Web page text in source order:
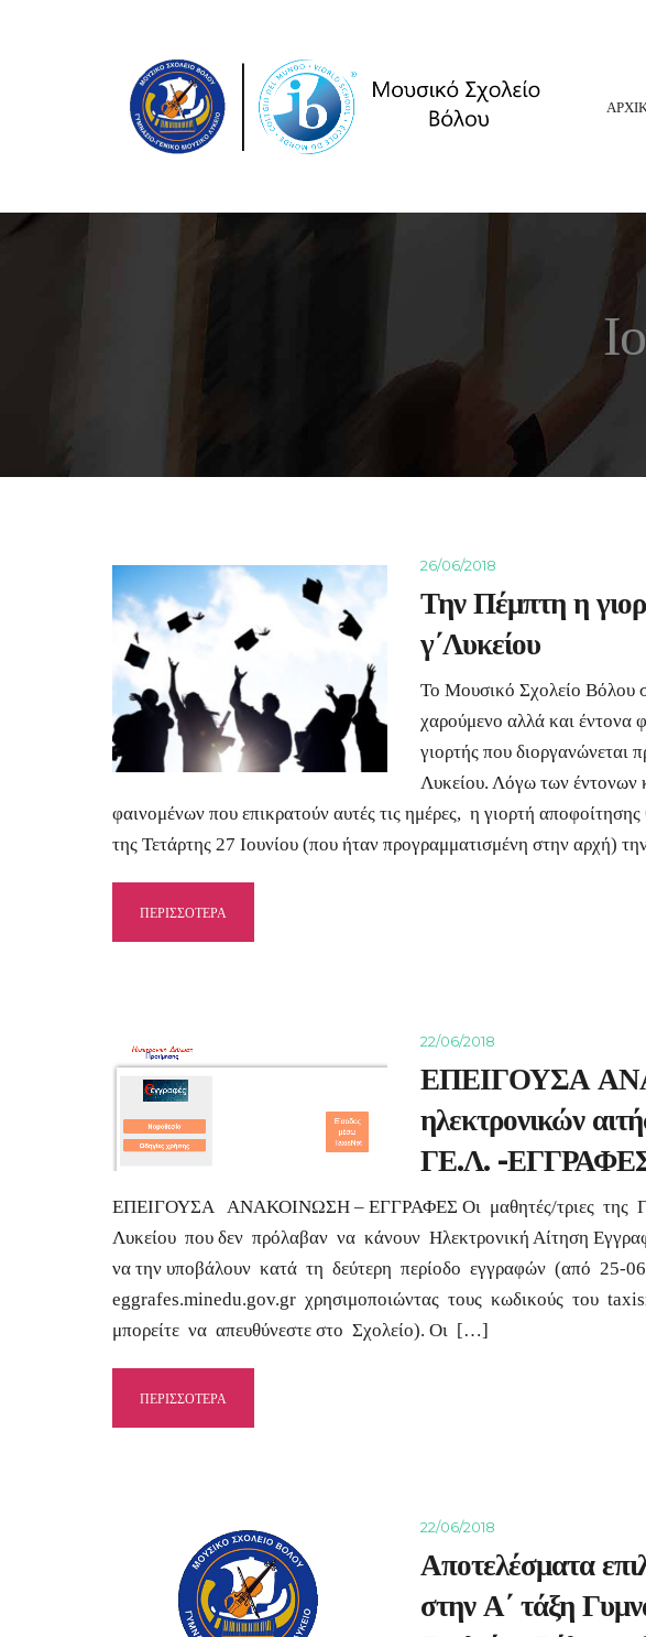
26/06/2018
Την Πέμπτη η
γ΄Λυκείου
Το Μουσικό Σχολείο Βόλου
χαρούμενο αλλά και έντονα
γιορτής που διοργανώνεται
Λυκείου. Λόγω των έντονων
φαινομένων που επικρατούν αυτές τις ημέρες, η γιορτή αποφοίτησης
της Τετάρτης 27 Ιουνίου (που ήταν προγραμματισμένη στην αρχή)
ΠΕΡΙΣΣΟΤΕΡΑ
22/06/2018
ΕΠΕΙΓΟΥΣΑ
ηλεκτρονικών
ΓΕ.Λ. -
ΕΠΕΙΓΟΥΣΑ ΑΝΑΚΟΙΝΩΣΗ – ΕΓΓΡΑΦΕΣ Οι μαθητές/τριες της
Λυκείου που δεν πρόλαβαν να κάνουν Ηλεκτρονική Αίτηση
να την υποβάλουν κατά τη δεύτερη περίοδο εγγραφών (από 25-
eggrafes.minedu.gov.gr χρησιμοποιώντας τους κωδικούς του
μπορείτε να απευθύνεστε στο Σχολείο). Οι […]
ΠΕΡΙΣΣΟΤΕΡΑ
22/06/2018
Αποτελέσματα
στην Α΄ τάξη